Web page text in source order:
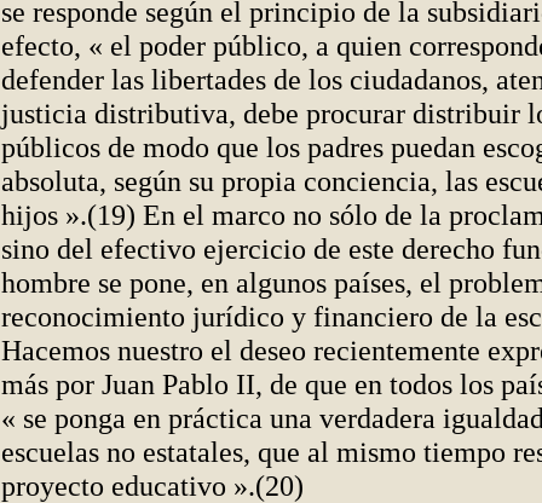
se responde según el principio de la
efecto, « el poder público, a quien
defender las libertades de los ciudadanos,
justicia distributiva, debe procurar distribuir
públicos de modo que los padres puedan
absoluta, según su propia conciencia, las
hijos ».(19) En el marco no sólo de la
sino del efectivo ejercicio de este derecho
hombre se pone, en algunos países, el
reconocimiento jurídico y financiero de la
Hacemos nuestro el deseo recientemente
más por Juan Pablo II, de que en todos los
« se ponga en práctica una verdadera
escuelas no estatales, que al mismo tiempo
proyecto educativo ».(20)